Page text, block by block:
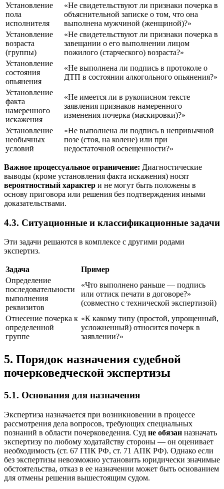
Установление
пола
исполнителя
«Не свидетельствуют ли признаки почерка в
объяснительной записке о том, что она
выполнена мужчиной (женщиной)?»
Установление
возраста
(группы)
«Не свидетельствуют ли признаки почерка в
завещании о его выполнении лицом
пожилого (старческого) возраста?»
Установление
состояния
опьянения
«Не выполнена ли подпись в протоколе о
ДТП в состоянии алкогольного опьянения?»
Установление
факта
намеренного
искажения
«Не имеется ли в рукописном тексте
заявления признаков намеренного
изменения почерка (маскировки)?»
Установление
необычных
условий
«Не выполнена ли подпись в непривычной
позе (стоя, на колене) или при
недостаточной освещенности?»
Важное процессуальное ограничение: Диагностические
выводы (кроме установления факта искажения) носят
вероятностный характер и не могут быть положены в
основу приговора или решения без подтверждения иными
доказательствами.
4.3. Ситуационные и классификационные задачи
Эти задачи решаются в комплексе с другими родами
экспертиз.
Задача
Пример
Определение
последовательности
выполнения
реквизитов
«Что выполнено раньше — подпись
или оттиск печати в договоре?»
(совместно с технической экспертизой)
Отнесение почерка к
определенной
группе
«К какому типу (простой, упрощенный,
усложненный) относится почерк в
заявлении?»
5. Порядок назначения судебной
почерковедческой экспертизы
5.1. Основания для назначения
Экспертиза назначается при возникновении в процессе
рассмотрения дела вопросов, требующих специальных
познаний в области почерковедения. Суд не обязан назначать
экспертизу по любому ходатайству стороны — он оценивает
необходимость (ст. 67 ГПК РФ, ст. 71 АПК РФ). Однако если
без экспертизы невозможно установить юридически значимые
обстоятельства, отказ в ее назначении может быть основанием
для отмены решения вышестоящим судом.